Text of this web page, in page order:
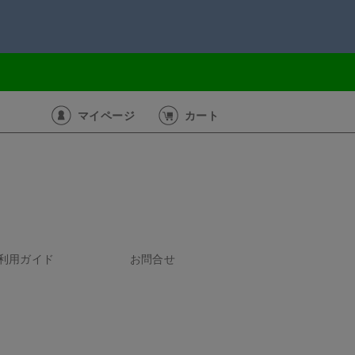
マイページ カート
用ガイド お問合せ